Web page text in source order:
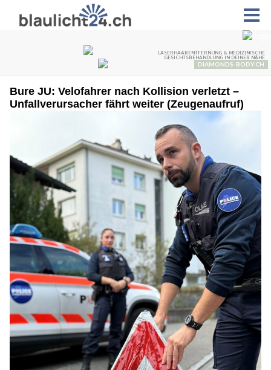
Bure JU: Velofahrer nach Kollision verletzt –
Unfallverursacher fährt weiter (Zeugenaufruf)